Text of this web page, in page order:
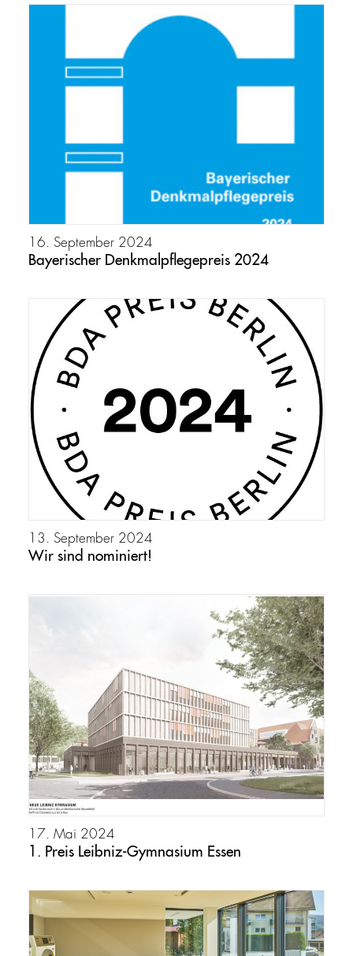
16. September 2024
Bayerischer Denkmalpflegepreis 2024
13. September 2024
Wir sind nominiert!
17. Mai 2024
1. Preis Leibniz-Gymnasium Essen